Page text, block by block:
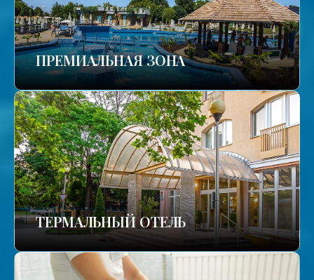
ПРЕМИАЛЬНАЯ ЗОНА
ТЕРМАЛЬНЫЙ ОТЕЛЬ